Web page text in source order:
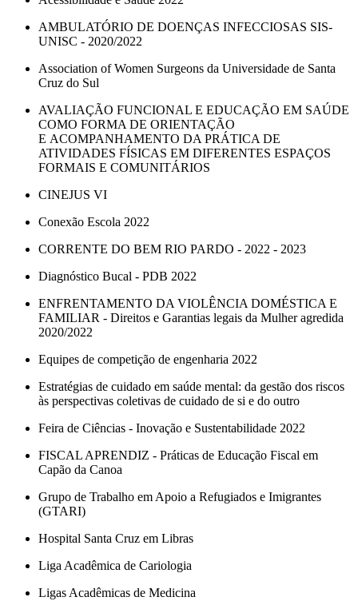
AMBULATÓRIO DE DOENÇAS INFECCIOSAS SIS-
UNISC - 2020/2022
Association of Women Surgeons da Universidade de Santa
Cruz do Sul
AVALIAÇÃO FUNCIONAL E EDUCAÇÃO EM SAÚDE
COMO FORMA DE ORIENTAÇÃO
E ACOMPANHAMENTO DA PRÁTICA DE
ATIVIDADES FÍSICAS EM DIFERENTES ESPAÇOS
FORMAIS E COMUNITÁRIOS
CINEJUS VI
Conexão Escola 2022
CORRENTE DO BEM RIO PARDO - 2022 - 2023
Diagnóstico Bucal - PDB 2022
ENFRENTAMENTO DA VIOLÊNCIA DOMÉSTICA E
FAMILIAR - Direitos e Garantias legais da Mulher agredida
2020/2022
Equipes de competição de engenharia 2022
Estratégias de cuidado em saúde mental: da gestão dos riscos
às perspectivas coletivas de cuidado de si e do outro
Feira de Ciências - Inovação e Sustentabilidade 2022
FISCAL APRENDIZ - Práticas de Educação Fiscal em
Capão da Canoa
Grupo de Trabalho em Apoio a Refugiados e Imigrantes
(GTARI)
Hospital Santa Cruz em Libras
Liga Acadêmica de Cariologia
Ligas Acadêmicas de Medicina